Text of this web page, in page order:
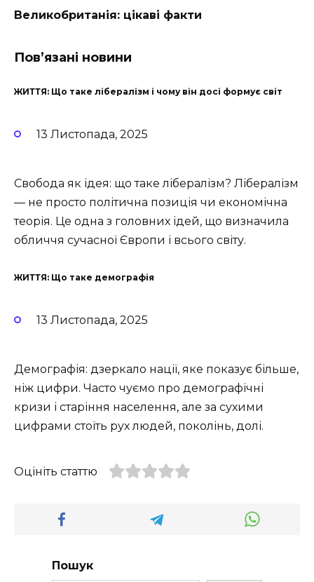
Великобританія: цікаві факти
Пов’язані новини
ЖИТТЯ: Що таке лібералізм і чому він досі формує світ
13 Листопада, 2025
Свобода як ідея: що таке лібералізм? Лібералізм
— не просто політична позиція чи економічна
теорія. Це одна з головних ідей, що визначила
обличчя сучасної Європи і всього світу.
ЖИТТЯ: Що таке демографія
13 Листопада, 2025
Демографія: дзеркало нації, яке показує більше,
ніж цифри. Часто чуємо про демографічні
кризи і старіння населення, але за сухими
цифрами стоїть рух людей, поколінь, долі.
Оцініть статтю
Пошук